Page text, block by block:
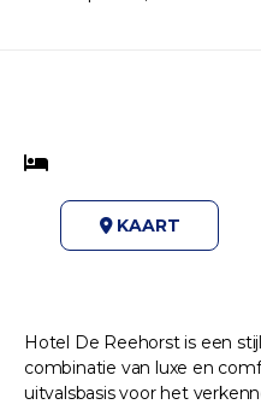
KAART
Hotel De Reehorst is een
combinatie van luxe en
uitvalsbasis voor het